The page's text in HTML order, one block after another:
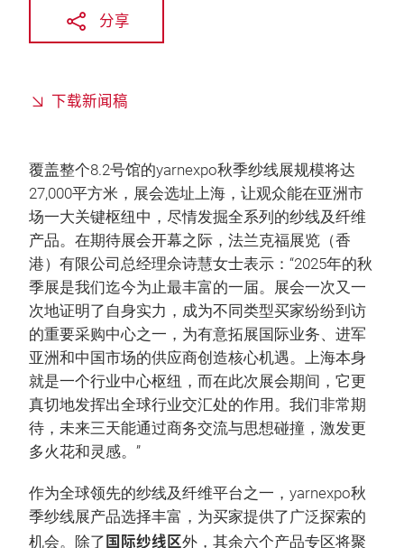
分享
下载新闻稿
覆盖整个8.2号馆的yarnexpo秋季纱线展规模将达
27,000平方米，展会选址上海，让观众能在亚洲市
场一大关键枢纽中，尽情发掘全系列的纱线及纤维
产品。在期待展会开幕之际，法兰克福展览（香
港）有限公司总经理佘诗慧女士表示：“2025年的秋
季展是我们迄今为止最丰富的一届。展会一次又一
次地证明了自身实力，成为不同类型买家纷纷到访
的重要采购中心之一，为有意拓展国际业务、进军
亚洲和中国市场的供应商创造核心机遇。上海本身
就是一个行业中心枢纽，而在此次展会期间，它更
真切地发挥出全球行业交汇处的作用。我们非常期
待，未来三天能通过商务交流与思想碰撞，激发更
多火花和灵感。”
作为全球领先的纱线及纤维平台之一，yarnexpo秋
季纱线展产品选择丰富，为买家提供了广泛探索的
机会。除了国际纱线区外，其余六个产品专区将聚